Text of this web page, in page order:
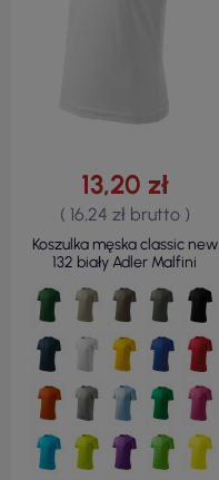
13,20 zł
( 16,24 zł brutto )
Koszulka męska classic new
132 biały Adler Malfini